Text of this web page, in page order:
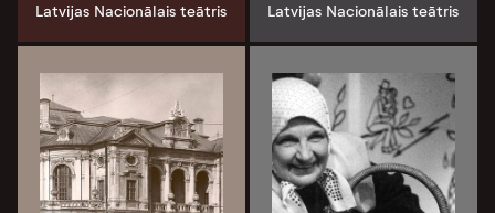
Latvijas Nacionālais teātris Latvijas Nacionālais teātris